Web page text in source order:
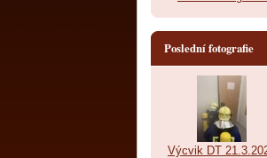
Poslední fotografie
Výcvik DT